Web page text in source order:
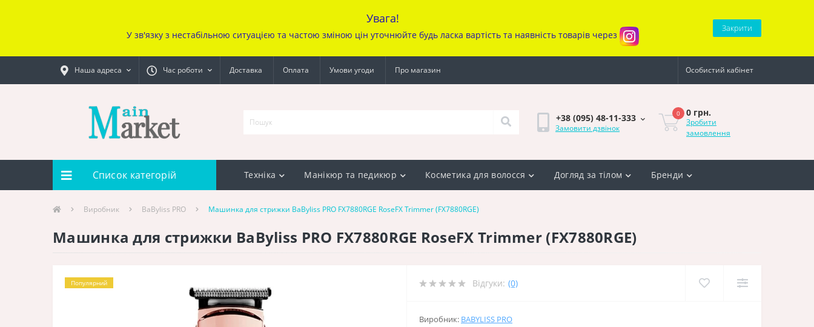
Увага!
У зв'язку з нестабільною ситуацією та частою зміною цін уточнюйте будь ласка вартість та наявність товарів через
Закрити
Наша адреса Час роботи Доставка Оплата Умови угоди Про магазин Особистий кабінет
+38 (095) 48-11-333
Замовити дзвінок
0 0 грн.
Зробити
замовлення
Список категорій Техніка Манікюр та педикюр Косметика для волосся Догляд за тілом Бренди
Виробник BaByliss PRO Машинка для стрижки BaByliss PRO FX7880RGE RoseFX Trimmer (FX7880RGE)
Машинка для стрижки BaByliss PRO FX7880RGE RoseFX Trimmer (FX7880RGE)
Популярний Відгуки: (0)
Виробник: BABYLISS PRO